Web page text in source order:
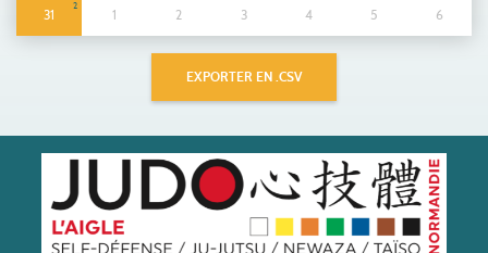
31
2
1 2 3 4 5 6